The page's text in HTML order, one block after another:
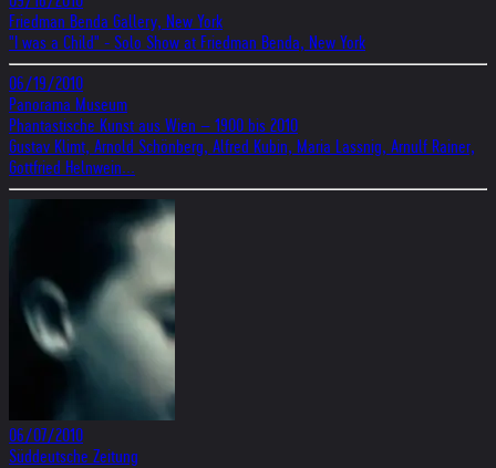
Friedman Benda Gallery, New York
"I was a Child" - Solo Show at Friedman Benda, New York
06/19/2010
Panorama Museum
Phantastische Kunst aus Wien – 1900 bis 2010
Gustav Klimt, Arnold Schönberg, Alfred Kubin, Maria Lassnig, Arnulf Rainer,
Gottfried Helnwein...
06/07/2010
Süddeutsche Zeitung